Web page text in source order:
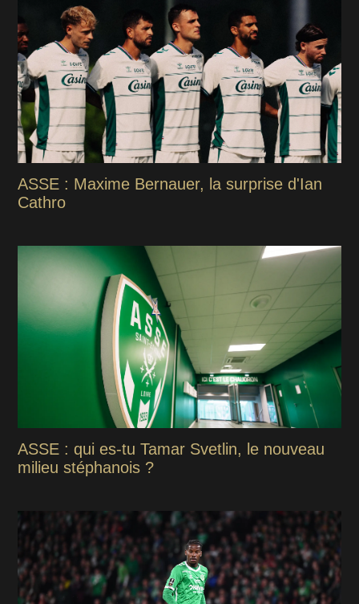
ASSE : Maxime Bernauer, la surprise d'Ian
Cathro
ASSE : qui es-tu Tamar Svetlin, le nouveau
milieu stéphanois ?